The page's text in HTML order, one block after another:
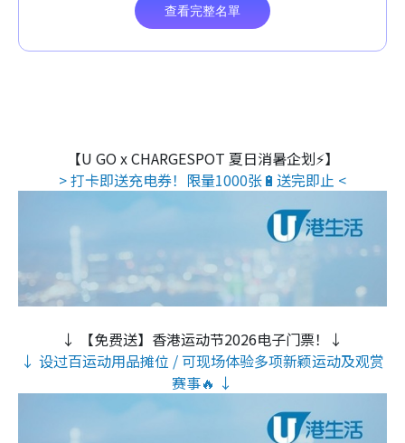
【U GO x CHARGESPOT 夏日消暑企划⚡】
> 打卡即送充电券！限量1000张🔋送完即止 <
↓ 【免费送】香港运动节2026电子门票！↓
↓ 设过百运动用品摊位 / 可现场体验多项新颖运动及观赏
赛事🔥 ↓